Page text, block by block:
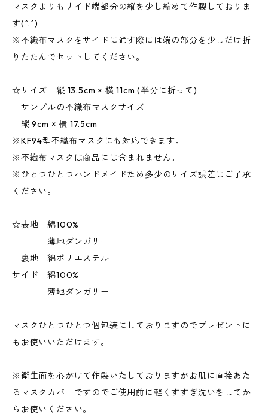
マスクよりもサイド端部分の縦を少し縮めて作製しておりま
す(^.^)
※不織布マスクをサイドに通す際には端の部分を少しだけ折
りたたんでセットしてください。
☆サイズ 縦 13.5cm × 横 11cm (半分に折って)
サンプルの不織布マスクサイズ
縦 9cm × 横 17.5cm
※KF94型不織布マスクにも対応できます。
※不織布マスクは商品には含まれません。
※ひとつひとつハンドメイドため多少のサイズ誤差はご了承
ください。
☆表地 綿100%
薄地ダンガリー
裏地 綿ポリエステル
サイド 綿100%
薄地ダンガリー
マスクひとつひとつ個包装にしておりますのでプレゼントに
もお使いいただけます。
※衛生面を心がけて作製いたしておりますがお肌に直接あた
るマスクカバーですのでご使用前に軽くすすぎ洗いをしてか
らお使いください。